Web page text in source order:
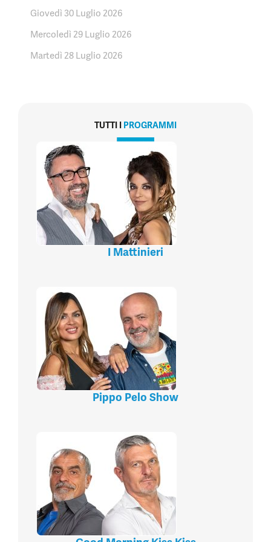
Giovedì 30 Luglio 2026
Mercoledì 29 Luglio 2026
Martedì 28 Luglio 2026
TUTTI I PROGRAMMI
I Mattinieri
Pippo Pelo Show